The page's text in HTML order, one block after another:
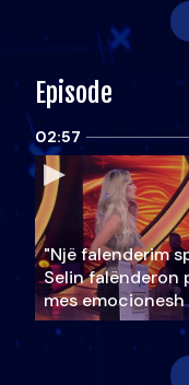
Episode
02:57
"Një falenderim
Selin falënderon
mes